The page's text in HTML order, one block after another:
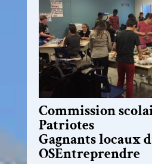
Commission
Patriotes
Gagnants locaux
OSEntreprendre